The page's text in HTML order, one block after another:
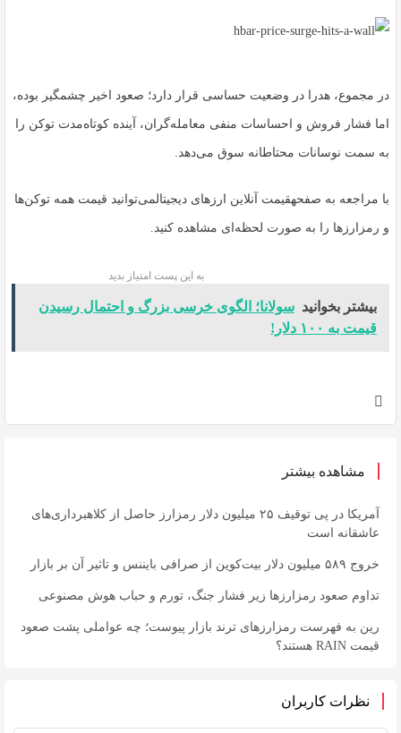
در مجموع، هدرا در وضعیت حساسی قرار دارد؛ صعود اخیر چشمگیر بوده،
اما فشار فروش و احساسات منفی معامله‌گران، آینده کوتاه‌مدت توکن را
به سمت نوسانات محتاطانه سوق می‌دهد.
با مراجعه به صفحهقیمت آنلاین ارزهای دیجیتالمی‌توانید قیمت همه توکن‌ها
و رمزارزها را به صورت لحظه‌ای مشاهده کنید.
به این پست امتیاز بدید
بیشتر بخوانید سولانا؛ الگوی خرسی بزرگ و احتمال رسیدن
قیمت به ۱۰۰ دلار!
مشاهده بیشتر
آمریکا در پی توقیف ۲۵ میلیون دلار رمزارز حاصل از کلاهبرداری‌های
عاشقانه است
خروج ۵۸۹ میلیون دلار بیت‌کوین از صرافی بایننس و تاثیر آن بر بازار
تداوم صعود رمزارزها زیر فشار جنگ، تورم و حباب هوش مصنوعی
رین به فهرست رمزارزهای ترند بازار پیوست؛ چه عواملی پشت صعود
قیمت RAIN هستند؟
نظرات کاربران